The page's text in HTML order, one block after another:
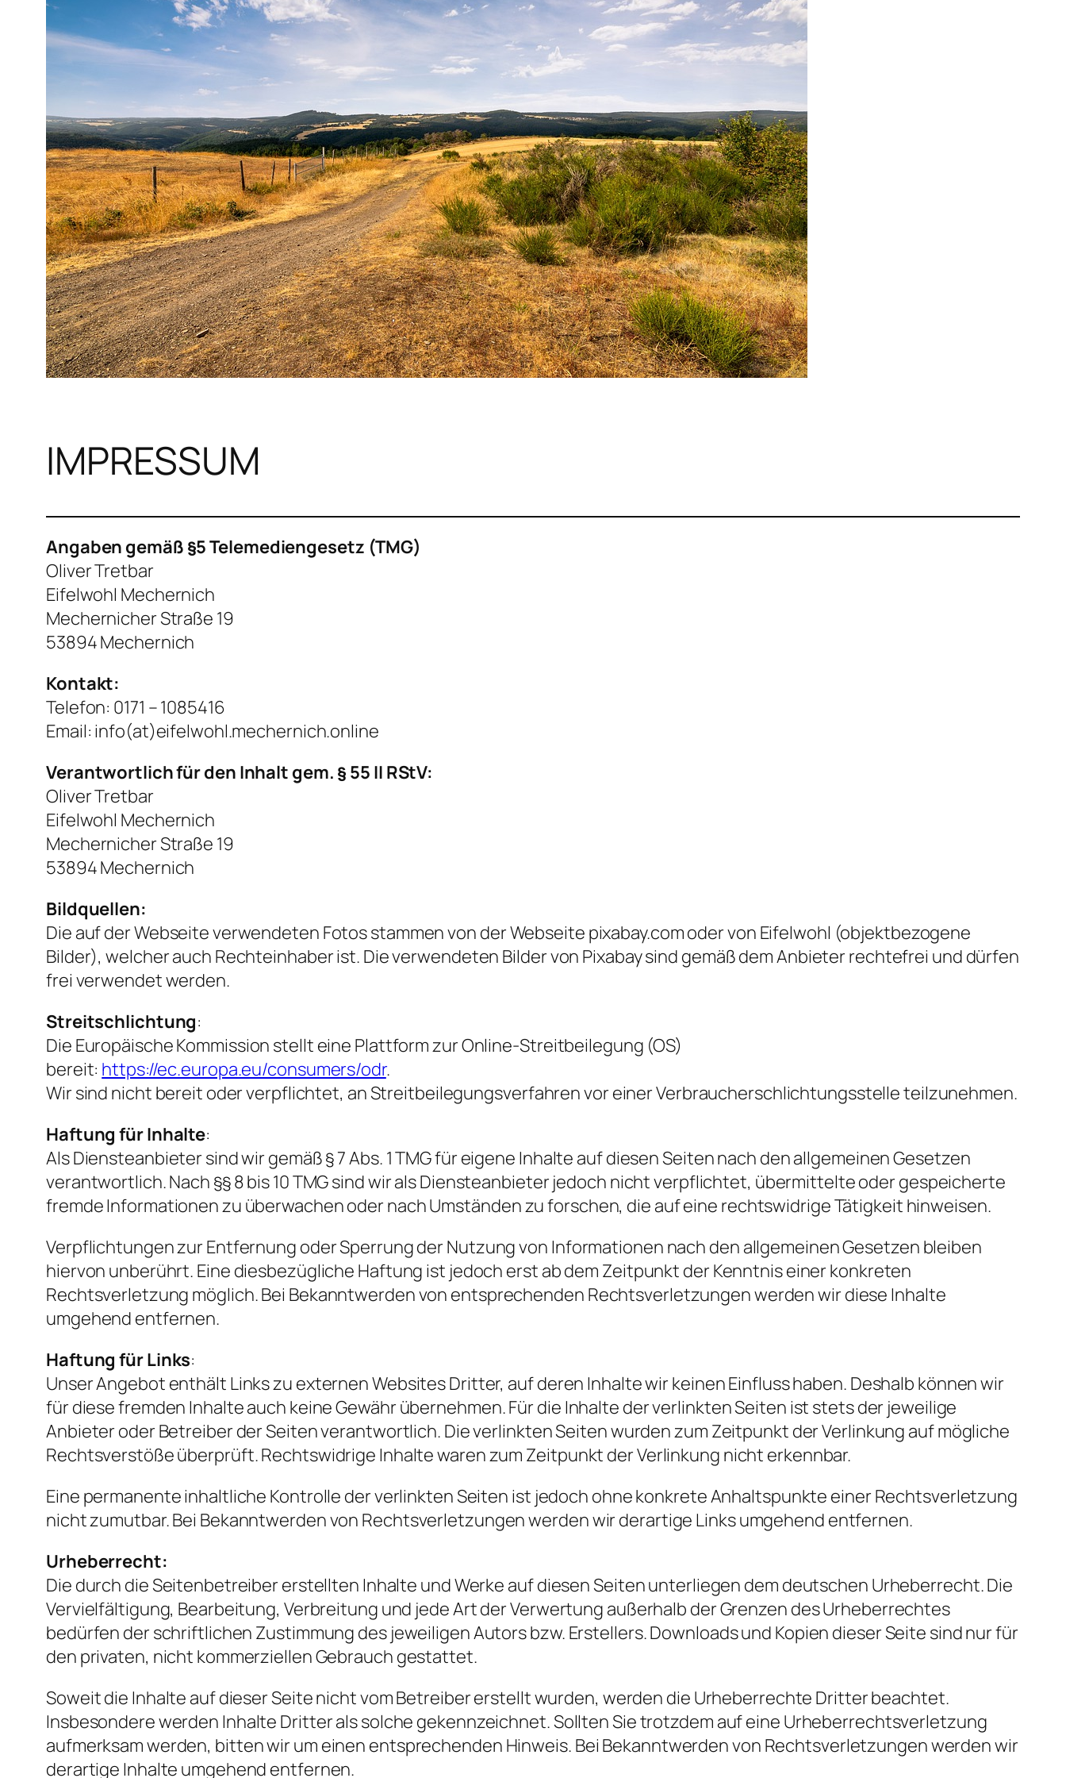
IMPRESSUM
Angaben gemäß §5 Telemediengesetz (TMG)
Oliver Tretbar
Eifelwohl Mechernich
Mechernicher Straße 19
53894 Mechernich
Kontakt:
Telefon: 0171 – 1085416
Email: info(at)eifelwohl.mechernich.online
Verantwortlich für den Inhalt gem. § 55 II RStV:
Oliver Tretbar
Eifelwohl Mechernich
Mechernicher Straße 19
53894 Mechernich
Bildquellen:
Die auf der Webseite verwendeten Fotos stammen von der Webseite pixabay.com oder von Eifelwohl (objektbezogene
Bilder), welcher auch Rechteinhaber ist. Die verwendeten Bilder von Pixabay sind gemäß dem Anbieter rechtefrei und dürfen
frei verwendet werden.
Streitschlichtung:
Die Europäische Kommission stellt eine Plattform zur Online-Streitbeilegung (OS)
bereit: https://ec.europa.eu/consumers/odr.
Wir sind nicht bereit oder verpflichtet, an Streitbeilegungsverfahren vor einer Verbraucherschlichtungsstelle teilzunehmen.
Haftung für Inhalte:
Als Diensteanbieter sind wir gemäß § 7 Abs. 1 TMG für eigene Inhalte auf diesen Seiten nach den allgemeinen Gesetzen
verantwortlich. Nach §§ 8 bis 10 TMG sind wir als Diensteanbieter jedoch nicht verpflichtet, übermittelte oder gespeicherte
fremde Informationen zu überwachen oder nach Umständen zu forschen, die auf eine rechtswidrige Tätigkeit hinweisen.
Verpflichtungen zur Entfernung oder Sperrung der Nutzung von Informationen nach den allgemeinen Gesetzen bleiben
hiervon unberührt. Eine diesbezügliche Haftung ist jedoch erst ab dem Zeitpunkt der Kenntnis einer konkreten
Rechtsverletzung möglich. Bei Bekanntwerden von entsprechenden Rechtsverletzungen werden wir diese Inhalte
umgehend entfernen.
Haftung für Links:
Unser Angebot enthält Links zu externen Websites Dritter, auf deren Inhalte wir keinen Einfluss haben. Deshalb können wir
für diese fremden Inhalte auch keine Gewähr übernehmen. Für die Inhalte der verlinkten Seiten ist stets der jeweilige
Anbieter oder Betreiber der Seiten verantwortlich. Die verlinkten Seiten wurden zum Zeitpunkt der Verlinkung auf mögliche
Rechtsverstöße überprüft. Rechtswidrige Inhalte waren zum Zeitpunkt der Verlinkung nicht erkennbar.
Eine permanente inhaltliche Kontrolle der verlinkten Seiten ist jedoch ohne konkrete Anhaltspunkte einer Rechtsverletzung
nicht zumutbar. Bei Bekanntwerden von Rechtsverletzungen werden wir derartige Links umgehend entfernen.
Urheberrecht:
Die durch die Seitenbetreiber erstellten Inhalte und Werke auf diesen Seiten unterliegen dem deutschen Urheberrecht. Die
Vervielfältigung, Bearbeitung, Verbreitung und jede Art der Verwertung außerhalb der Grenzen des Urheberrechtes
bedürfen der schriftlichen Zustimmung des jeweiligen Autors bzw. Erstellers. Downloads und Kopien dieser Seite sind nur für
den privaten, nicht kommerziellen Gebrauch gestattet.
Soweit die Inhalte auf dieser Seite nicht vom Betreiber erstellt wurden, werden die Urheberrechte Dritter beachtet.
Insbesondere werden Inhalte Dritter als solche gekennzeichnet. Sollten Sie trotzdem auf eine Urheberrechtsverletzung
aufmerksam werden, bitten wir um einen entsprechenden Hinweis. Bei Bekanntwerden von Rechtsverletzungen werden wir
derartige Inhalte umgehend entfernen.